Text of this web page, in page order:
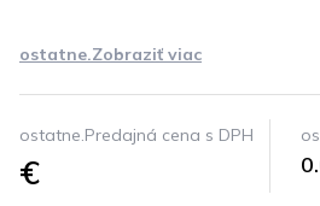
ostatne.Zobraziť viac
ostatne.Predajná cena s DPH
€